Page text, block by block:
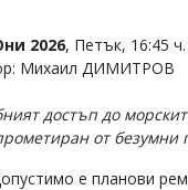
2026, Петък, 16:45 ч.
Михаил ДИМИТРОВ
достъп до
от
е планови